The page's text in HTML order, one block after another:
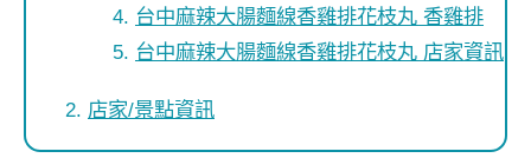
台中麻辣大腸麵線香雞排花枝丸 香雞排
台中麻辣大腸麵線香雞排花枝丸 店家資訊
店家/景點資訊